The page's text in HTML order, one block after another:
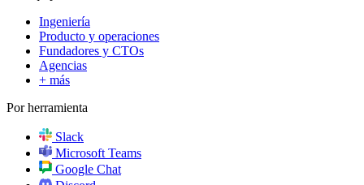
Ingeniería
Producto y operaciones
Fundadores y CTOs
Agencias
+ más
Por herramienta
Slack
Microsoft Teams
Google Chat